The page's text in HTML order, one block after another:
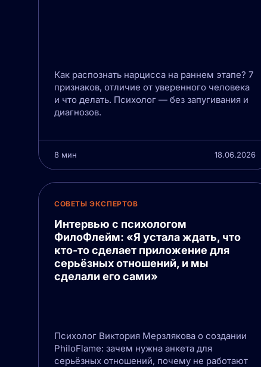
Как распознать нарцисса на раннем этапе? 7
признаков, отличие от уверенного человека
и что делать. Психолог — без запугивания и
диагнозов.
8 мин 18.06.2026
СОВЕТЫ ЭКСПЕРТОВ
Интервью с психологом
ФилоФлейм: «Я устала ждать, что
кто-то сделает приложение для
серьёзных отношений, и мы
сделали его сами»
Психолог Виктория Мерзлякова о создании
PhiloFlame: зачем нужна анкета для
серьёзных отношений, почему не работают